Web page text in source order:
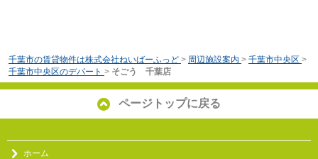
千葉市の賃貸物件は株式会社ねいばーふっど > 周辺施設案内 > 千葉市中央区 >
千葉市中央区のデパート > そごう 千葉店
ページトップに戻る
ホーム